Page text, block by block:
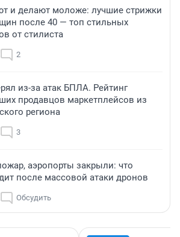
и делают моложе: лучшие стрижки
после 40 — топ стильных
от стилиста
2
из-за атак БПЛА. Рейтинг
продавцов маркетплейсов из
региона
3
аэропорты закрыли: что
после массовой атаки дронов
Обсудить